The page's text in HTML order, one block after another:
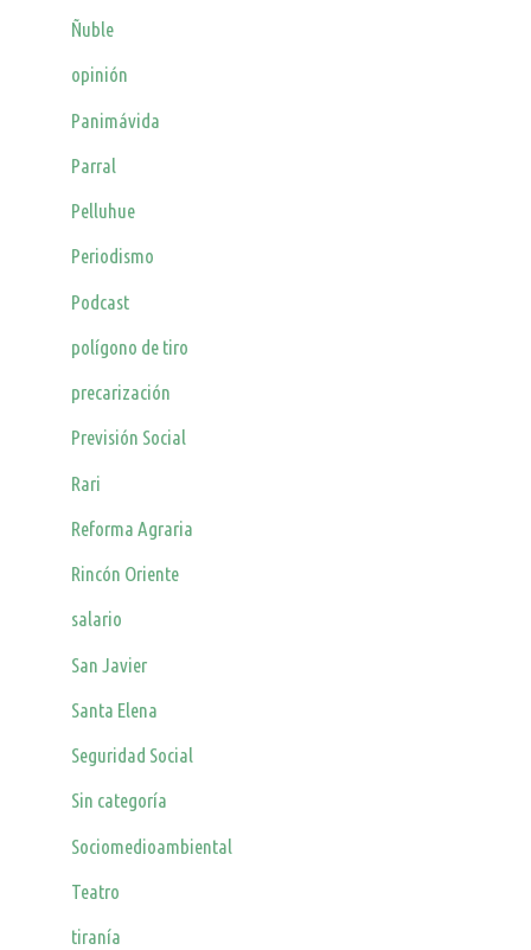
Ñuble
opinión
Panimávida
Parral
Pelluhue
Periodismo
Podcast
polígono de tiro
precarización
Previsión Social
Rari
Reforma Agraria
Rincón Oriente
salario
San Javier
Santa Elena
Seguridad Social
Sin categoría
Sociomedioambiental
Teatro
tiranía